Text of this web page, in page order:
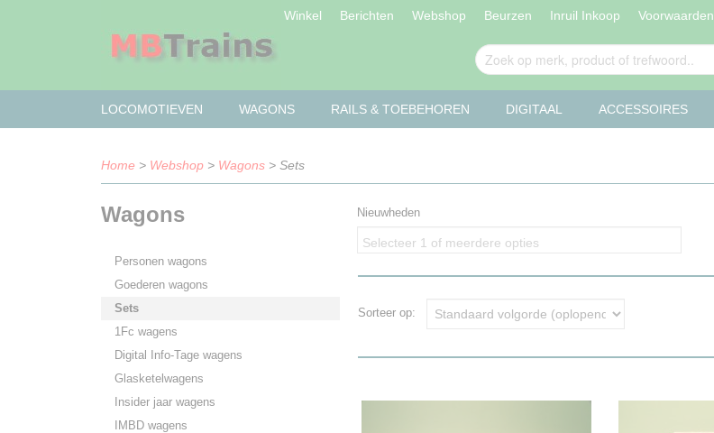
Winkel Berichten Webshop Beurzen Inruil Inkoop Voorwaarden
LOCOMOTIEVEN WAGONS RAILS & TOEBEHOREN DIGITAAL ACCESSOIRES
Home > Webshop > Wagons > Sets
Wagons
Personen wagons
Goederen wagons
Sets
1Fc wagens
Digital Info-Tage wagens
Glasketelwagens
Insider jaar wagens
IMBD wagens
Nieuwheden
Selecteer 1 of meerdere opties
Sorteer op: